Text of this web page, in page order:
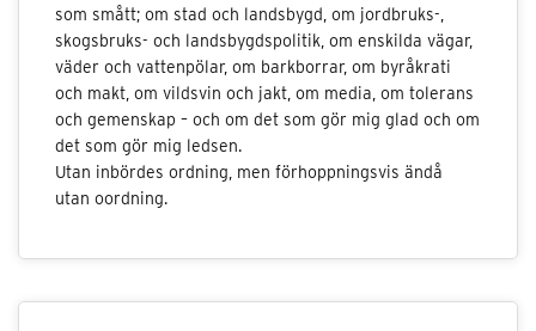
som smått; om stad och landsbygd, om jordbruks-,
skogsbruks- och landsbygdspolitik, om enskilda vägar,
väder och vattenpölar, om barkborrar, om byråkrati
och makt, om vildsvin och jakt, om media, om tolerans
och gemenskap – och om det som gör mig glad och om
det som gör mig ledsen.
Utan inbördes ordning, men förhoppningsvis ändå
utan oordning.